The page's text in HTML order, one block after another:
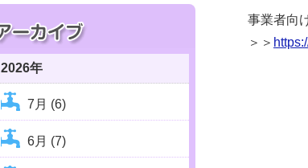
事業者向
＞＞
2026年
7月 (6)
6月 (7)